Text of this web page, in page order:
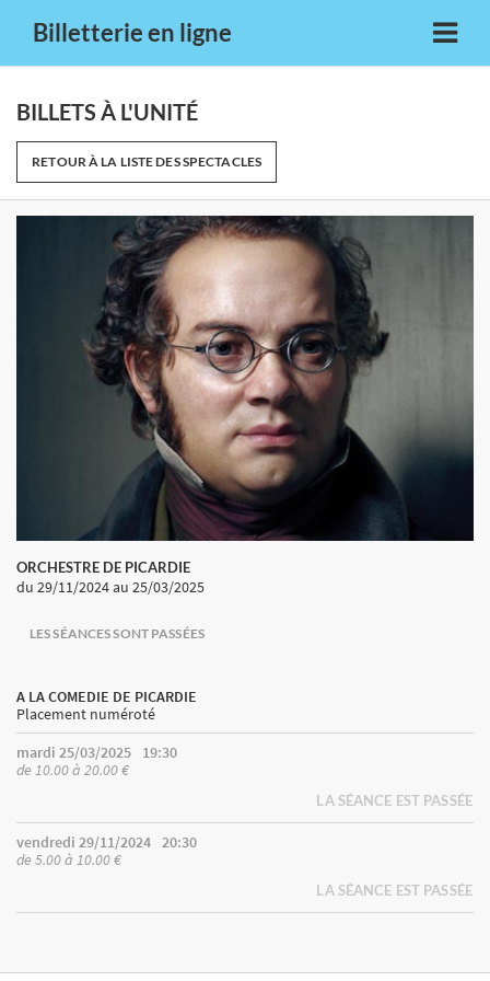
Billetterie en ligne
BILLETS À L'UNITÉ
RETOUR À LA LISTE DES SPECTACLES
ORCHESTRE DE PICARDIE
du 29/11/2024au 25/03/2025
LES SÉANCES SONT PASSÉES
A LA COMEDIE DE PICARDIE
Placement numéroté
mardi 25/03/2025
19:30
de 10.00 à 20.00 €
LA SÉANCE EST PASSÉE
vendredi 29/11/2024 20:30
de 5.00 à 10.00 €
LA SÉANCE EST PASSÉE